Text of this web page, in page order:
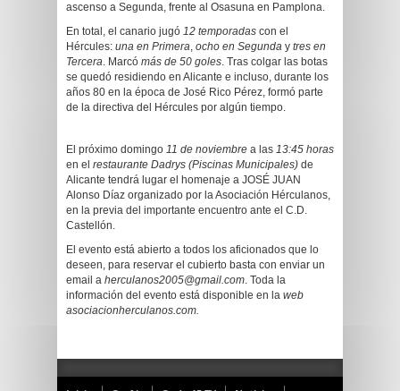
ascenso a Segunda, frente al Osasuna en Pamplona.
En total, el canario jugó 12 temporadas con el
Hércules: una en Primera, ocho en Segunda y tres en
Tercera. Marcó más de 50 goles. Tras colgar las botas
se quedó residiendo en Alicante e incluso, durante los
años 80 en la época de José Rico Pérez, formó parte
de la directiva del Hércules por algún tiempo.
El próximo domingo 11 de noviembre a las 13:45 horas
en el restaurante Dadrys (Piscinas Municipales) de
Alicante tendrá lugar el homenaje a JOSÉ JUAN
Alonso Díaz organizado por la Asociación Hérculanos,
en la previa del importante encuentro ante el C.D.
Castellón.
El evento está abierto a todos los aficionados que lo
deseen, para reservar el cubierto basta con enviar un
email a herculanos2005@gmail.com. Toda la
información del evento está disponible en la web
asociacionherculanos.com.